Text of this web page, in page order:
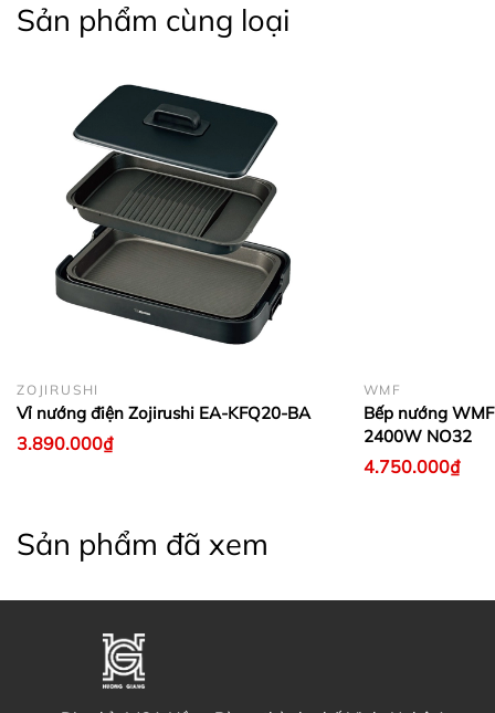
Sản phẩm cùng loại
ZOJIRUSHI
Vỉ nướng điện Zojirushi EA-KFQ20-BA
3.890.000₫
WMF
Bếp nướng
2400W NO32
4.750.000₫
Sản phẩm đã xem